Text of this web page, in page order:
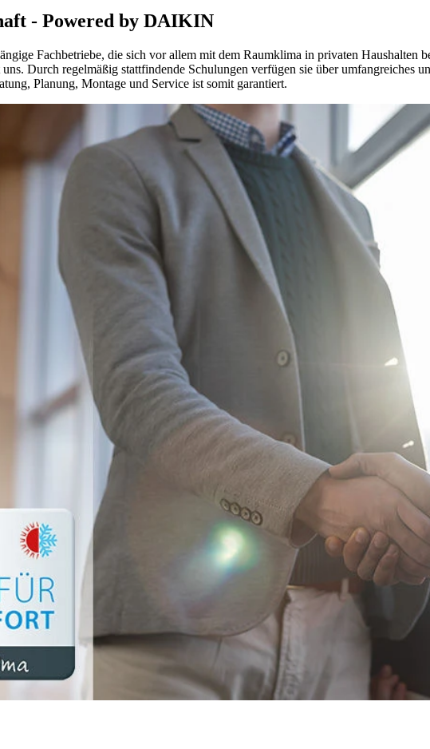
- Powered by DAIKIN
Fachbetriebe, die sich vor allem mit dem Raumklima in privaten
Durch regelmäßig stattfindende Schulungen verfügen sie über umfangreiches
Planung, Montage und Service ist somit garantiert.